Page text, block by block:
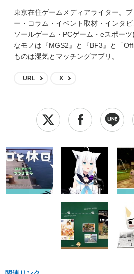
東京在住ゲームメディアライター。
ー・コラム・イベント取材・インタ
ソールゲーム・PCゲーム・eスポー
なモノは『MGS2』と『BF3』と「
ものは湿気とマッチングアプリ。
URL X